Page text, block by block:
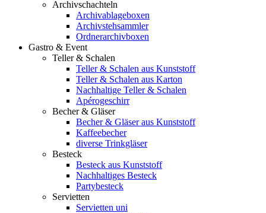
Archivschachteln
Archivablageboxen
Archivstehsammler
Ordnerarchivboxen
Gastro & Event
Teller & Schalen
Teller & Schalen aus Kunststoff
Teller & Schalen aus Karton
Nachhaltige Teller & Schalen
Apérogeschirr
Becher & Gläser
Becher & Gläser aus Kunststoff
Kaffeebecher
diverse Trinkgläser
Besteck
Besteck aus Kunststoff
Nachhaltiges Besteck
Partybesteck
Servietten
Servietten uni